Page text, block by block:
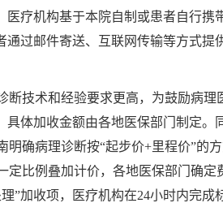
疗机构基于本院自制或患者自行携
过邮件寄送、互联网传输等方式提
技术和经验要求更高，为鼓励病理
体加收金额由各地医保部门制定。
确病理诊断按“起步价+里程价”的
定比例叠加计价，各地医保部门确定
”加收项，医疗机构在24小时内完成